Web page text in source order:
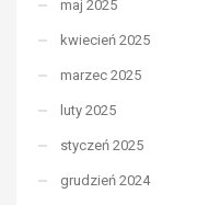
maj 2025
kwiecień 2025
marzec 2025
luty 2025
styczeń 2025
grudzień 2024